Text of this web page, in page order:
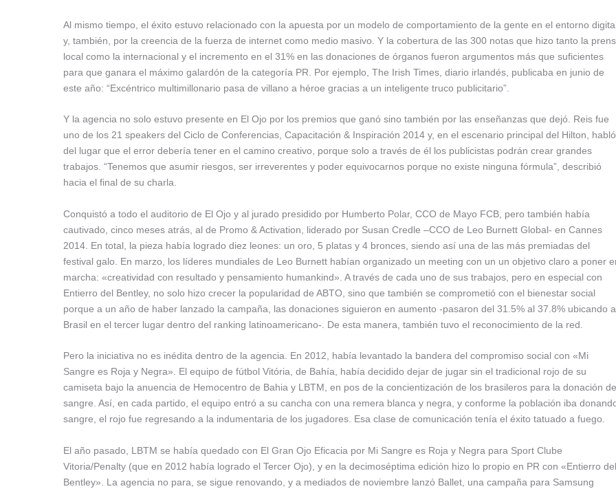
Al mismo tiempo, el éxito estuvo relacionado con la apuesta por un modelo de comportamiento de la gente en el entorno digital
y, también, por la creencia de la fuerza de internet como medio masivo. Y la cobertura de las 300 notas que hizo tanto la
local como la internacional y el incremento en el 31% en las donaciones de órganos fueron argumentos más que suficientes
para que ganara el máximo galardón de la categoría PR. Por ejemplo, The Irish Times, diario irlandés, publicaba en junio de
este año: “Excéntrico multimillonario pasa de villano a héroe gracias a un inteligente truco publicitario”.
Y la agencia no solo estuvo presente en El Ojo por los premios que ganó sino también por las enseñanzas que dejó. Reis fue
uno de los 21 speakers del Ciclo de Conferencias, Capacitación & Inspiración 2014 y, en el escenario principal del Hilton, habló
del lugar que el error debería tener en el camino creativo, porque solo a través de él los publicistas podrán crear grandes
trabajos. “Tenemos que asumir riesgos, ser irreverentes y poder equivocarnos porque no existe ninguna fórmula”, describió
hacia el final de su charla.
Conquistó a todo el auditorio de El Ojo y al jurado presidido por Humberto Polar, CCO de Mayo FCB, pero también había
cautivado, cinco meses atrás, al de Promo & Activation, liderado por Susan Credle –CCO de Leo Burnett Global- en Cannes
2014. En total, la pieza había logrado diez leones: un oro, 5 platas y 4 bronces, siendo así una de las más premiadas del
festival galo. En marzo, los líderes mundiales de Leo Burnett habían organizado un meeting con un un objetivo claro a poner
marcha: «creatividad con resultado y pensamiento humankind». A través de cada uno de sus trabajos, pero en especial con
Entierro del Bentley, no solo hizo crecer la popularidad de ABTO, sino que también se comprometió con el bienestar social
porque a un año de haber lanzado la campaña, las donaciones siguieron en aumento -pasaron del 31.5% al 37.8% ubicando a
Brasil en el tercer lugar dentro del ranking latinoamericano-. De esta manera, también tuvo el reconocimiento de la red.
Pero la iniciativa no es inédita dentro de la agencia. En 2012, había levantado la bandera del compromiso social con «Mi
Sangre es Roja y Negra». El equipo de fútbol Vitória, de Bahía, había decidido dejar de jugar sin el tradicional rojo de su
camiseta bajo la anuencia de Hemocentro de Bahia y LBTM, en pos de la concientización de los brasileros para la donación de
sangre. Así, en cada partido, el equipo entró a su cancha con una remera blanca y negra, y conforme la población iba
sangre, el rojo fue regresando a la indumentaria de los jugadores. Esa clase de comunicación tenía el éxito tatuado a fuego.
El año pasado, LBTM se había quedado con El Gran Ojo Eficacia por Mi Sangre es Roja y Negra para Sport Clube
Vitoria/Penalty (que en 2012 había logrado el Tercer Ojo), y en la decimoséptima edición hizo lo propio en PR con «Entierro del
Bentley». La agencia no para, se sigue renovando, y a mediados de noviembre lanzó Ballet, una campaña para Samsung